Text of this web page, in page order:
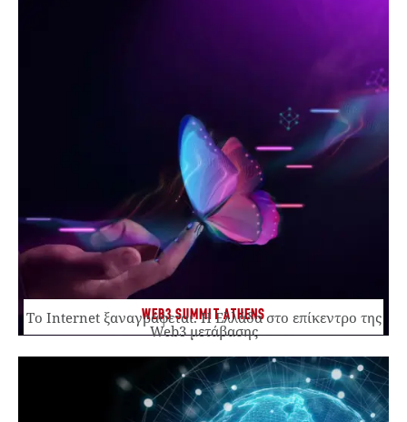
WEB3 SUMMIT ATHENS
Το Internet ξαναγράφεται. Η Ελλάδα στο επίκεντρο της
Web3 μετάβασης